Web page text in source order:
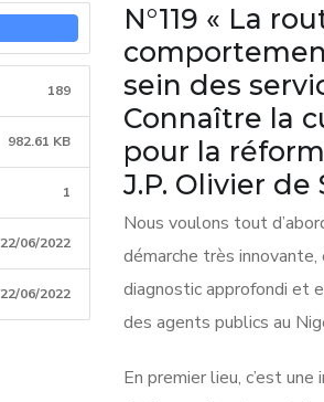
189
982.61 KB
1
22/06/2022
22/06/2022
N°119 « La
sein des
Connaître la
pour la
J.P. Olivier de
Nous voulons tout
démarche très
diagnostic approfondi et
des agents publics au
En premier lieu, c’est